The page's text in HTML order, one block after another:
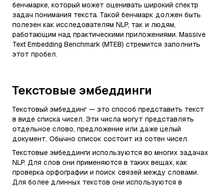
бенчмарке, который может оценивать широкий спектр
задач понимания текста. Такой бенчмарк должен быть
полезен как исследователям NLP, так и людям,
работающим над практическими приложениями. Massive
Text Embedding Benchmark (MTEB) стремится заполнить
этот пробел.
Текстовые эмбеддинги
Текстовый эмбеддинг — это способ представить текст
в виде списка чисел. Эти числа могут представлять
отдельное слово, предложение или даже целый
документ. Обычно список состоит из сотен чисел.
Текстовые эмбеддинги используются во многих задачах
NLP. Для слов они применяются в таких вещах, как
проверка орфографии и поиск связей между словами.
Для более длинных текстов они используются в